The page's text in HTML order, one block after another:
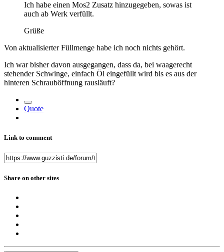
Ich habe einen Mos2 Zusatz hinzugegeben, sowas ist
auch ab Werk verfüllt.
Grüße
Von aktualisierter Füllmenge habe ich noch nichts gehört.
Ich war bisher davon ausgegangen, dass da, bei waagerecht
stehender Schwinge, einfach Öl eingefüllt wird bis es aus der
hinteren Schrauböffnung rausläuft?
Quote
Link to comment
Share on other sites